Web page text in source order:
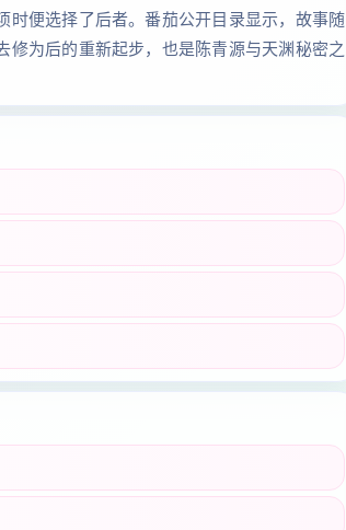
时便选择了后者。番茄公开目录显示，故事随
为后的重新起步，也是陈青源与天渊秘密之